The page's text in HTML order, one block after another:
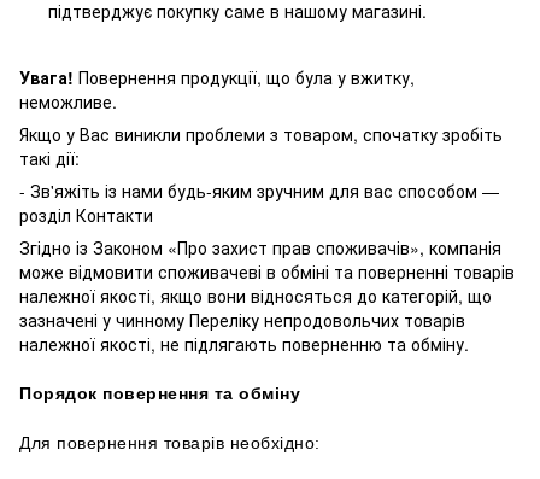
підтверджує покупку саме в нашому магазині.
Увага! Повернення продукції, що була у вжитку,
неможливе.
Якщо у Вас виникли проблеми з товаром, спочатку зробіть
такі дії:
- Зв'яжіть із нами будь-яким зручним для вас способом —
розділ Контакти
Згідно із Законом «Про захист прав споживачів», компанія
може відмовити споживачеві в обміні та поверненні товарів
належної якості, якщо вони відносяться до категорій, що
зазначені у чинному Переліку непродовольчих товарів
належної якості, не підлягають поверненню та обміну.
Порядок повернення та обміну
Для повернення товарів необхідно: